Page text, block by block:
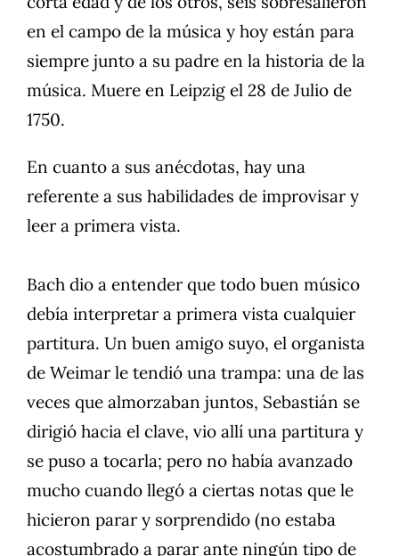
en el campo de la música y hoy están para
siempre junto a su padre en la historia de la
música. Muere en Leipzig el 28 de Julio de
1750.
En cuanto a sus anécdotas, hay una
referente a sus habilidades de improvisar y
leer a primera vista.
Bach dio a entender que todo buen músico
debía interpretar a primera vista cualquier
partitura. Un buen amigo suyo, el organista
de Weimar le tendió una trampa: una de las
veces que almorzaban juntos, Sebastián se
dirigió hacia el clave, vio allí una partitura y
se puso a tocarla; pero no había avanzado
mucho cuando llegó a ciertas notas que le
hicieron parar y sorprendido (no estaba
acostumbrado a parar ante ningún tipo de